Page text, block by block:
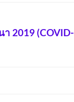
2019